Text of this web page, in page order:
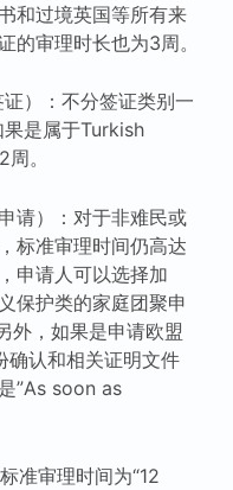
和过境英国等所有来
的审理时长也为3周。
）：不分签证类别一
果是属于Turkish
。
请）：对于非难民或
标准审理时间仍高达
申请人可以选择加
保护类的家庭团聚申
外，如果是申请欧盟
确认和相关证明文件
”As soon as
准审理时间为“12